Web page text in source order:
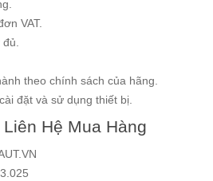
VAT.
đủ.
theo chính sách của hãng.
đặt và sử dụng thiết bị.
Hệ Mua Hàng